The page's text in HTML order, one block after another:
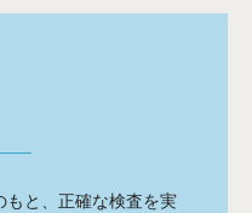
もと、正確な検査を実